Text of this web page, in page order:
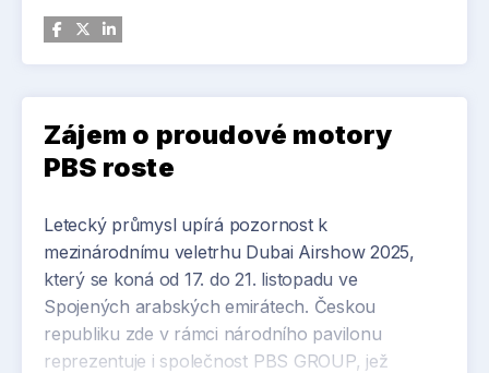
Zájem o proudové motory
PBS roste
Letecký průmysl upírá pozornost k
mezinárodnímu veletrhu Dubai Airshow 2025,
který se koná od 17. do 21. listopadu ve
Spojených arabských emirátech. Českou
republiku zde v rámci národního pavilonu
reprezentuje i společnost PBS GROUP, jež